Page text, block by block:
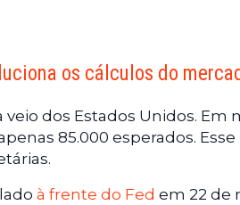
os cálculos do
veio dos Estados Unidos. Em
85.000 esperados.
à frente do Fed em 22 de